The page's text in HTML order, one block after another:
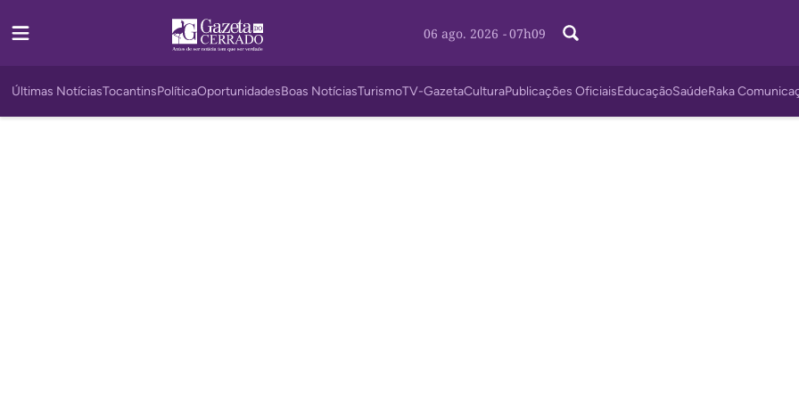
06 ago. 2026 - 07h09
Últimas NotíciasTocantinsPolíticaOportunidadesBoas NotíciasTurismoTV-GazetaCulturaPublicações OficiaisEducaçãoSaúdeRaka